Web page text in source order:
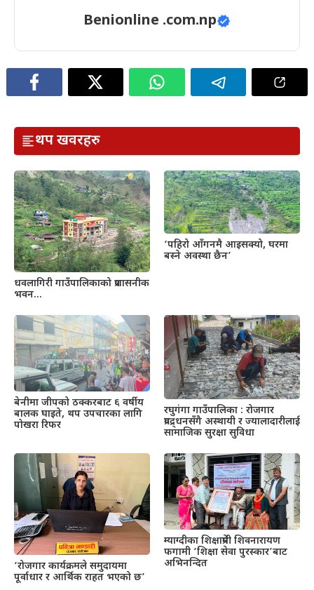
Benionline .com.np
थप खवरहरु
धवलागिरी गाउँपालिकाको प्रशासनीक
भवन…
‘पहिरो आँगनमै आइसक्यो, घरमा
बस्ने अवस्था छैन’
बेनीमा जीपको ठक्करबाट ६ वर्षीय
बालक घाइते, थप उपचारका लागि
पोखरा रिफर
रघुगंगा गाउँपालिका : रोजगार
प्रवद्र्धनसँगै अस्थायी र ज्यालादारीलाई
सामाजिक सुरक्षा सुविधा
‘रोजगार कार्यक्रमले समुदायमा
पूर्वाधार र आर्थिक राहत भएको छ’
म्याग्दीका शिक्षाप्रेमी शिवनारायण
फगामी ‘शिक्षा सेवा पुरस्कार’बाट
अभिनन्दित